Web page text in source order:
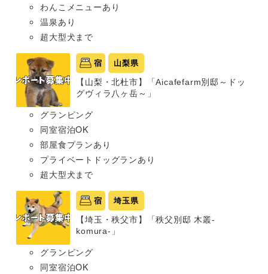
わんこメニューあり
温泉あり
超大型犬まで
宿 山梨県
【山梨・北杜市】「Aicafefarm別邸～ドッ
グヴィラ八ヶ岳～」
グランピング
同室宿泊OK
部屋食プランあり
プライベートドッグランあり
超大型犬まで
宿 埼玉県
【埼玉・秩父市】「秩父別邸 木叢-
komura-」
グランピング
同室宿泊OK